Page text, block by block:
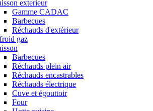
exterieur
Gamme CADAC
Barbecues
Réchauds d'extérieur
gaz
Barbecues
Réchauds plein air
Réchauds encastrables
Réchauds électrique
Cuve et égouttoir
Four